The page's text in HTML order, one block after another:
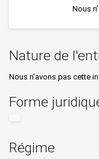
Nous
Nature de
Nous n’avons pas cette
Forme
Régime